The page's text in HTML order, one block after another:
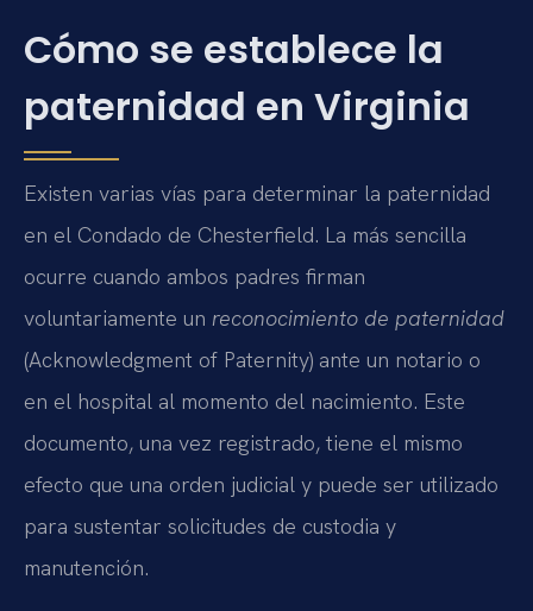
Cómo se establece la
paternidad en Virginia
Existen varias vías para determinar la paternidad
en el Condado de Chesterfield. La más sencilla
ocurre cuando ambos padres firman
voluntariamente un reconocimiento de paternidad
(Acknowledgment of Paternity) ante un notario o
en el hospital al momento del nacimiento. Este
documento, una vez registrado, tiene el mismo
efecto que una orden judicial y puede ser utilizado
para sustentar solicitudes de custodia y
manutención.